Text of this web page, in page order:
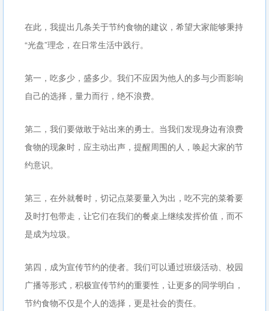
在此，我提出几条关于节约食物的建议，希望大家能够秉持
“光盘”理念，在日常生活中践行。
第一，吃多少，盛多少。我们不应因为他人的多与少而影响
自己的选择，量力而行，绝不浪费。
第二，我们要做敢于站出来的勇士。当我们发现身边有浪费
食物的现象时，应主动出声，提醒周围的人，唤起大家的节
约意识。
第三，在外就餐时，切记点菜要量入为出，吃不完的菜肴要
及时打包带走，让它们在我们的餐桌上继续发挥价值，而不
是成为垃圾。
第四，成为宣传节约的使者。我们可以通过班级活动、校园
广播等形式，积极宣传节约的重要性，让更多的同学明白，
节约食物不仅是个人的选择，更是社会的责任。